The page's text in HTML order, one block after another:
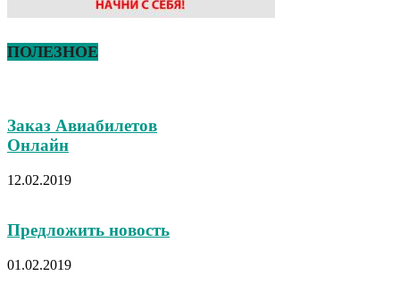
ПОЛЕЗНОЕ
Заказ Авиабилетов
Онлайн
12.02.2019
Предложить новость
01.02.2019